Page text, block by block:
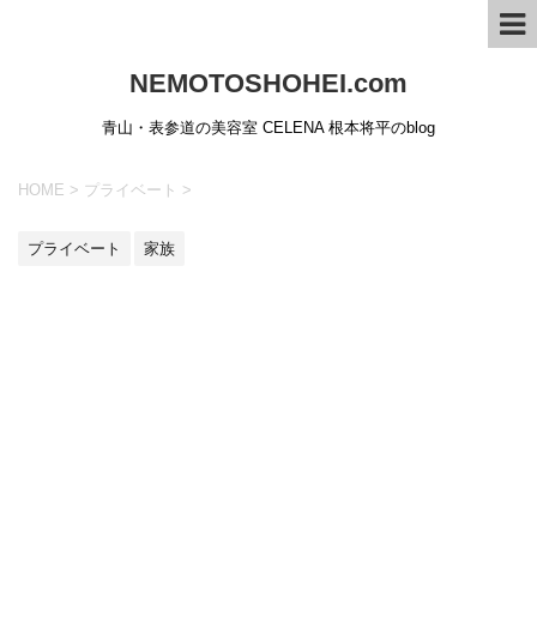
NEMOTOSHOHEI.com
青山・表参道の美容室 CELENA 根本将平のblog
HOME > プライベート >
プライベート 家族